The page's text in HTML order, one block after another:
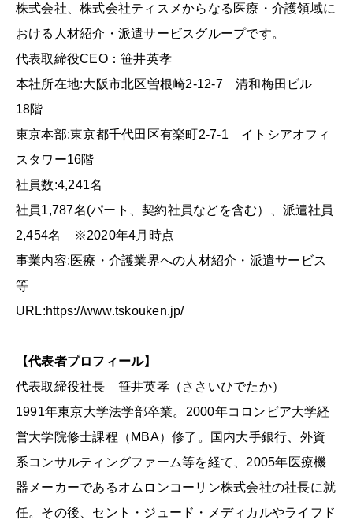
株式会社、株式会社ティスメからなる医療・介護領域に
おける人材紹介・派遣サービスグループです。
代表取締役CEO：笹井英孝
本社所在地:大阪市北区曽根崎2-12-7 清和梅田ビル
18階
東京本部:東京都千代田区有楽町2-7-1 イトシアオフィ
スタワー16階
社員数:4,241名
社員1,787名(パート、契約社員などを含む）、派遣社員
2,454名 ※2020年4月時点
事業内容:医療・介護業界への人材紹介・派遣サービス
等
URL:https://www.tskouken.jp/
【代表者プロフィール】
代表取締役社長 笹井英孝（ささいひでたか）
1991年東京大学法学部卒業。2000年コロンビア大学経
営大学院修士課程（MBA）修了。国内大手銀行、外資
系コンサルティングファーム等を経て、2005年医療機
器メーカーであるオムロンコーリン株式会社の社長に就
任。その後、セント・ジュード・メディカルやライフド